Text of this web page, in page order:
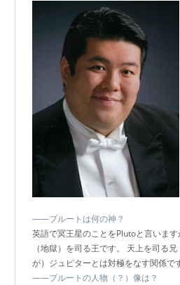
――プルートは何の神？
英語で冥王星のことをPlutoと言いま
（地獄）を司る王です。 天上を司る
が）ジュピターとは対極をなす関係で
――プルートの人物（？）像は？